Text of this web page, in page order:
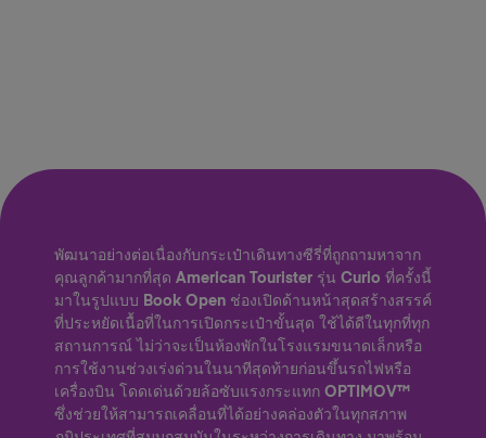
พัฒนาอย่างต่อเนื่องกับกระเป๋าเดินทางซีรี่ที่ถูกถามหาจาก
คุณลูกค้ามากที่สุด American Tourister รุ่น Curio ที่ครั้งนี้
มาในรูปแบบ Book Open ช่องเปิดด้านหน้าสุดสร้างสรรค์
ที่ประหยัดเนื้อที่ในการเปิดกระเป๋าขั้นสุด ใช้ได้ดีในทุกที่ทุก
สถานการณ์ ไม่ว่าจะเป็นห้องพักในโรงแรมขนาดเล็กหรือ
การใช้งานช่วงเร่งด่วนในนาทีสุดท้ายก่อนขึ้นรถไฟหรือ
เครื่องบิน โดดเด่นด้วยล้อซับแรงกระแทก OPTIMOV™
ซึ่งช่วยให้สามารถเคลื่อนที่ได้อย่างคล่องตัวในทุกสภาพ